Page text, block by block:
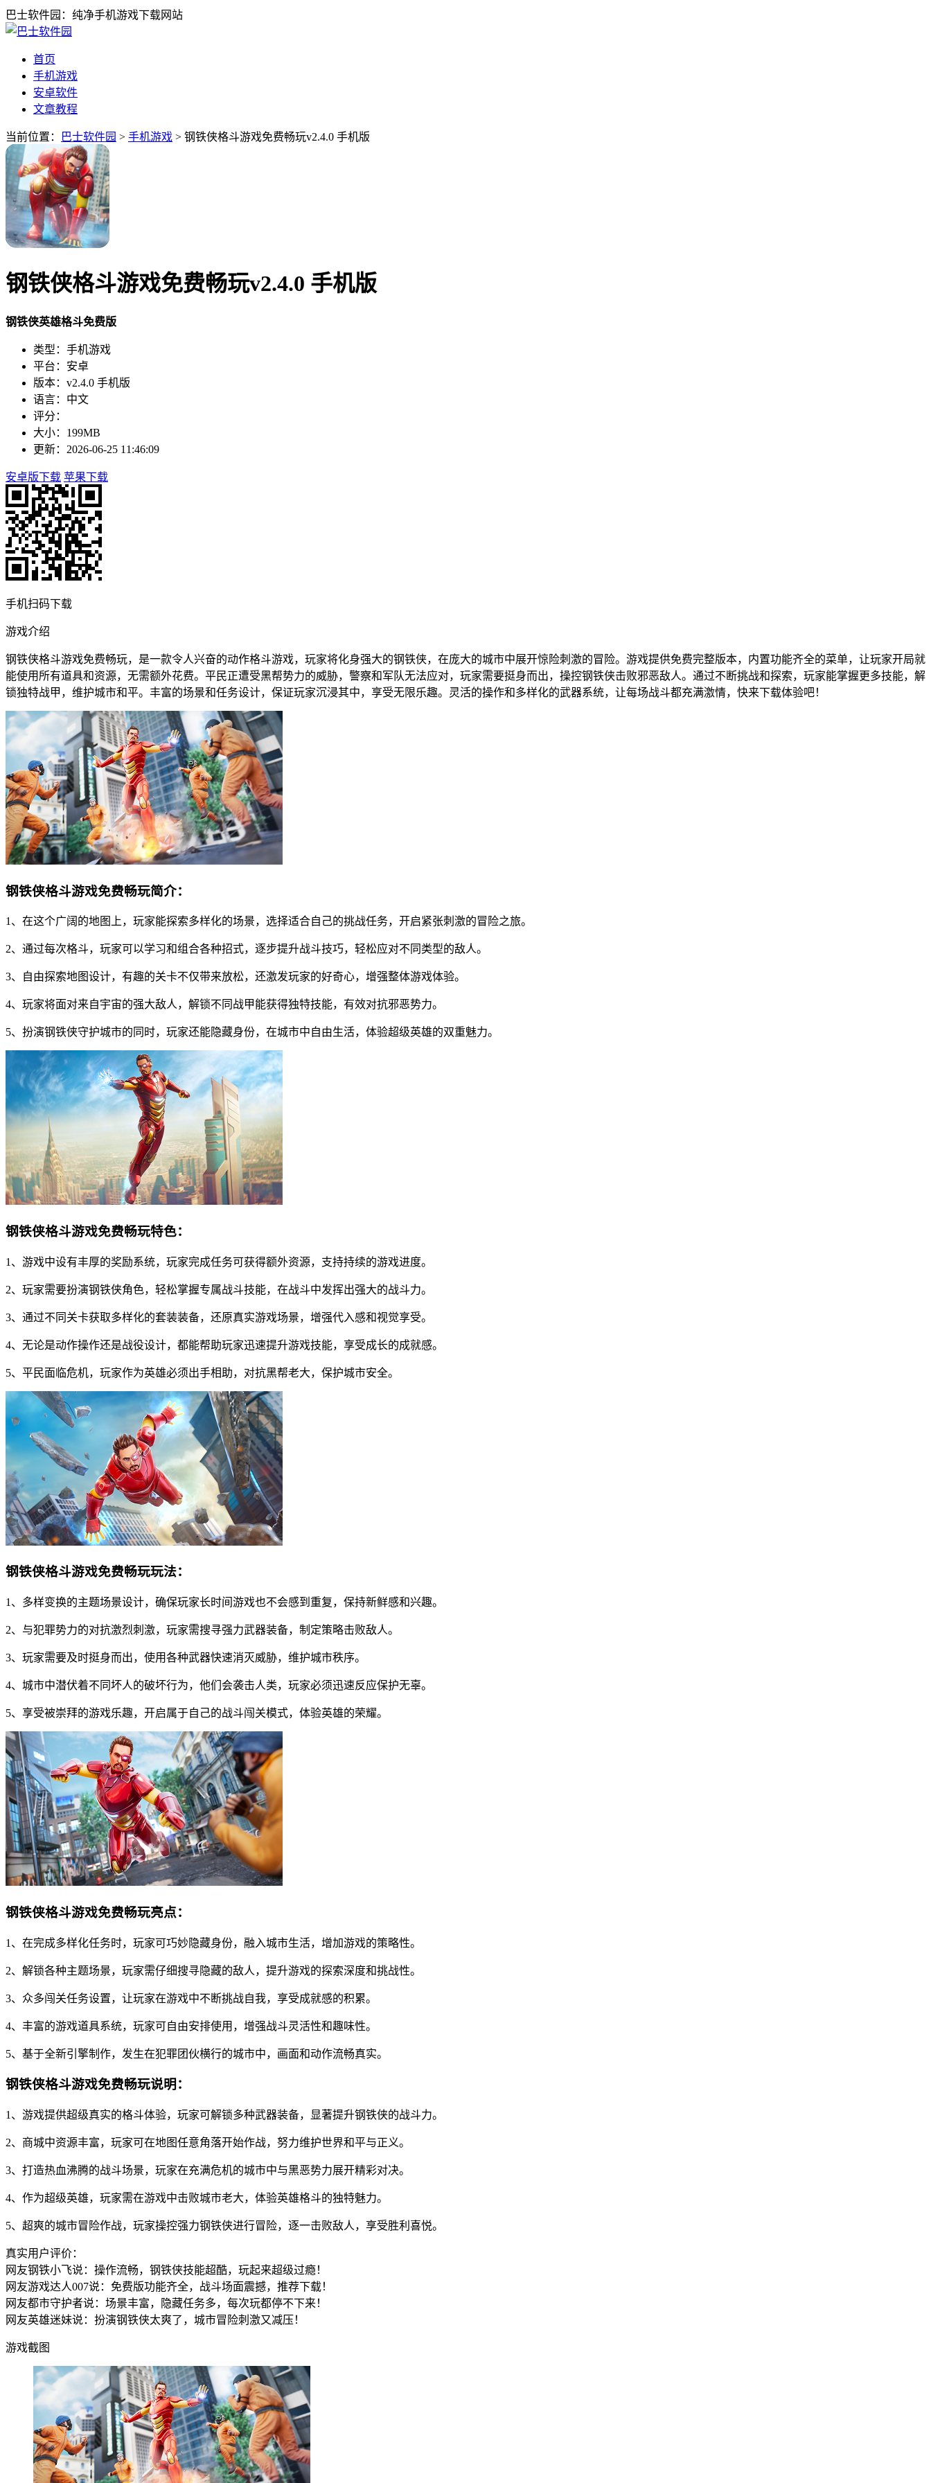
巴士软件园：纯净手机游戏下载网站
首页
手机游戏
安卓软件
文章教程
当前位置： 巴士软件园 > 手机游戏 > 钢铁侠格斗游戏免费畅玩v2.4.0 手机版
钢铁侠格斗游戏免费畅玩v2.4.0 手机版
钢铁侠英雄格斗免费版
类型：手机游戏
平台：安卓
版本：v2.4.0 手机版
语言：中文
评分：
大小：199MB
更新：2026-06-25 11:46:09
安卓版下载 苹果下载
手机扫码下载
游戏介绍
钢铁侠格斗游戏免费畅玩，是一款令人兴奋的动作格斗游戏，玩家将化身强大的钢铁侠，在庞大的城市中展开惊险刺激的冒险。游戏提供免费完整版本，内置功能齐全的菜单，让玩家开局就
能使用所有道具和资源，无需额外花费。平民正遭受黑帮势力的威胁，警察和军队无法应对，玩家需要挺身而出，操控钢铁侠击败邪恶敌人。通过不断挑战和探索，玩家能掌握更多技能，解
锁独特战甲，维护城市和平。丰富的场景和任务设计，保证玩家沉浸其中，享受无限乐趣。灵活的操作和多样化的武器系统，让每场战斗都充满激情，快来下载体验吧！
钢铁侠格斗游戏免费畅玩简介：
1、在这个广阔的地图上，玩家能探索多样化的场景，选择适合自己的挑战任务，开启紧张刺激的冒险之旅。
2、通过每次格斗，玩家可以学习和组合各种招式，逐步提升战斗技巧，轻松应对不同类型的敌人。
3、自由探索地图设计，有趣的关卡不仅带来放松，还激发玩家的好奇心，增强整体游戏体验。
4、玩家将面对来自宇宙的强大敌人，解锁不同战甲能获得独特技能，有效对抗邪恶势力。
5、扮演钢铁侠守护城市的同时，玩家还能隐藏身份，在城市中自由生活，体验超级英雄的双重魅力。
钢铁侠格斗游戏免费畅玩特色：
1、游戏中设有丰厚的奖励系统，玩家完成任务可获得额外资源，支持持续的游戏进度。
2、玩家需要扮演钢铁侠角色，轻松掌握专属战斗技能，在战斗中发挥出强大的战斗力。
3、通过不同关卡获取多样化的套装装备，还原真实游戏场景，增强代入感和视觉享受。
4、无论是动作操作还是战役设计，都能帮助玩家迅速提升游戏技能，享受成长的成就感。
5、平民面临危机，玩家作为英雄必须出手相助，对抗黑帮老大，保护城市安全。
钢铁侠格斗游戏免费畅玩玩法：
1、多样变换的主题场景设计，确保玩家长时间游戏也不会感到重复，保持新鲜感和兴趣。
2、与犯罪势力的对抗激烈刺激，玩家需搜寻强力武器装备，制定策略击败敌人。
3、玩家需要及时挺身而出，使用各种武器快速消灭威胁，维护城市秩序。
4、城市中潜伏着不同坏人的破坏行为，他们会袭击人类，玩家必须迅速反应保护无辜。
5、享受被崇拜的游戏乐趣，开启属于自己的战斗闯关模式，体验英雄的荣耀。
钢铁侠格斗游戏免费畅玩亮点：
1、在完成多样化任务时，玩家可巧妙隐藏身份，融入城市生活，增加游戏的策略性。
2、解锁各种主题场景，玩家需仔细搜寻隐藏的敌人，提升游戏的探索深度和挑战性。
3、众多闯关任务设置，让玩家在游戏中不断挑战自我，享受成就感的积累。
4、丰富的游戏道具系统，玩家可自由安排使用，增强战斗灵活性和趣味性。
5、基于全新引擎制作，发生在犯罪团伙横行的城市中，画面和动作流畅真实。
钢铁侠格斗游戏免费畅玩说明：
1、游戏提供超级真实的格斗体验，玩家可解锁多种武器装备，显著提升钢铁侠的战斗力。
2、商城中资源丰富，玩家可在地图任意角落开始作战，努力维护世界和平与正义。
3、打造热血沸腾的战斗场景，玩家在充满危机的城市中与黑恶势力展开精彩对决。
4、作为超级英雄，玩家需在游戏中击败城市老大，体验英雄格斗的独特魅力。
5、超爽的城市冒险作战，玩家操控强力钢铁侠进行冒险，逐一击败敌人，享受胜利喜悦。
真实用户评价：
网友钢铁小飞说：操作流畅，钢铁侠技能超酷，玩起来超级过瘾！
网友游戏达人007说：免费版功能齐全，战斗场面震撼，推荐下载！
网友都市守护者说：场景丰富，隐藏任务多，每次玩都停不下来！
网友英雄迷妹说：扮演钢铁侠太爽了，城市冒险刺激又减压！
游戏截图